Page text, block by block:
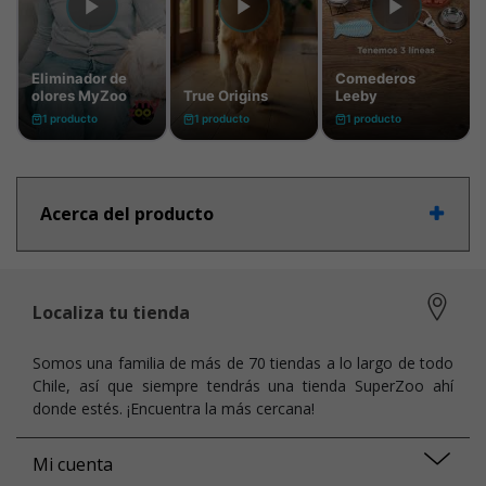
Acerca del producto
Localiza tu tienda
Somos una familia de más de 70 tiendas a lo largo de todo
Chile, así que siempre tendrás una tienda SuperZoo ahí
donde estés. ¡Encuentra la más cercana!
Mi cuenta